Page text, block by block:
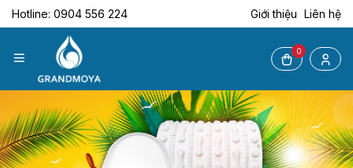
Hotline: 0904 556 224 Giới thiệu Liên hệ
0